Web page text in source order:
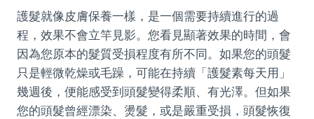
護髮就像皮膚保養一樣，是一個需要持續進行的過
程，效果不會立竿見影。您看見顯著效果的時間，會
因為您原本的髮質受損程度有所不同。如果您的頭髮
只是輕微乾燥或毛躁，可能在持續「護髮素每天用」
幾週後，便能感受到頭髮變得柔順、有光澤。但如果
您的頭髮曾經漂染、燙髮，或是嚴重受損，頭髮恢復